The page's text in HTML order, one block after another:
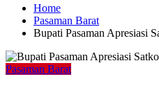
Home
Pasaman Barat
Bupati Pasaman Apresiasi
Pasaman Barat